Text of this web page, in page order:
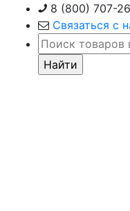
content
8 (800) 707-
Связаться с